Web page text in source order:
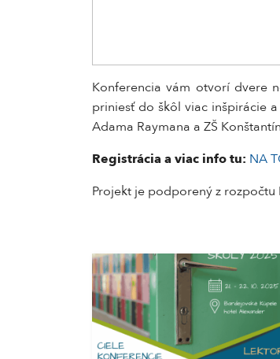
Konferencia vám otvorí dvere
priniesť do škôl viac inšpirácie
Adama Raymana a ZŠ
Registrácia a viac info tu: NA
Projekt je podporený z rozpočtu